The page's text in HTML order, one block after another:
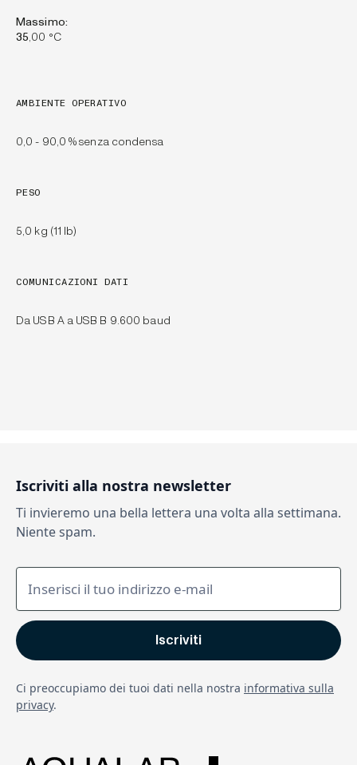
Massimo:
35,00 °C
AMBIENTE OPERATIVO
0,0 - 90,0 % senza condensa
PESO
5,0 kg (11 lb)
COMUNICAZIONI DATI
Da USB A a USB B 9.600 baud
Iscriviti alla nostra newsletter
Ti invieremo una bella lettera una volta alla settimana.
Niente spam.
Ci preoccupiamo dei tuoi dati nella nostra informativa sulla
privacy.